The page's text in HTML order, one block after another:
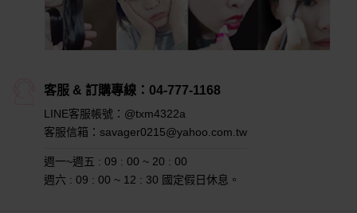
客服 & 訂購專線： 04-777-1168
LINE客服帳號：@txm4322a
客服信箱： savager0215@yahoo.com.tw
週一~週五 : 09 : 00 ~ 20 : 00
週六 : 09 : 00 ~ 12 : 30 國定假日休息。